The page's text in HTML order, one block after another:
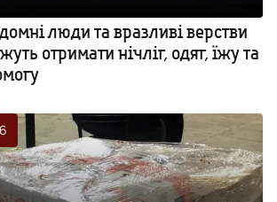
люди та вразливі верстви
отримати нічліг, одяг, їжу та